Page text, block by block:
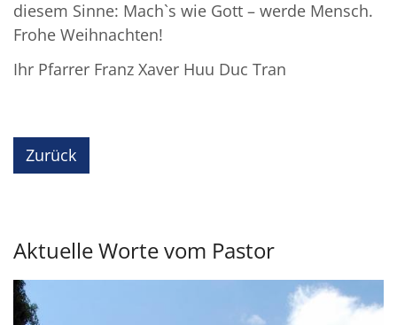
diesem Sinne: Mach`s wie Gott – werde Mensch.
Frohe Weihnachten!
Ihr Pfarrer Franz Xaver Huu Duc Tran
Zurück
Aktuelle Worte vom Pastor